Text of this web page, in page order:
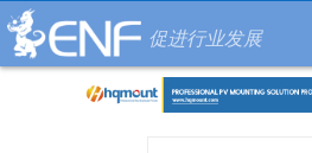
促进行业发展